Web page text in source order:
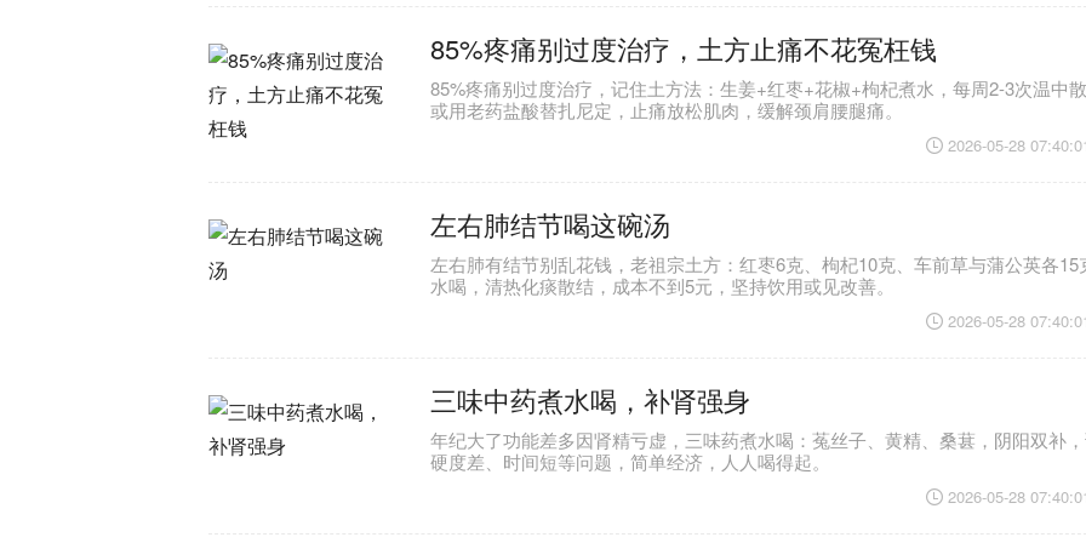
85%疼痛别过度治疗，土方止痛不花冤枉钱
85%疼痛别过度治疗，记住土方法：生姜+红枣+花椒+枸杞煮水，每周2-3次温中散
或用老药盐酸替扎尼定，止痛放松肌肉，缓解颈肩腰腿痛。
2026-05-28
左右肺结节喝这碗汤
左右肺有结节别乱花钱，老祖宗土方：红枣6克、枸杞10克、车前草与蒲公英各15
水喝，清热化痰散结，成本不到5元，坚持饮用或见改善。
2026-05-28
三味中药煮水喝，补肾强身
年纪大了功能差多因肾精亏虚，三味药煮水喝：菟丝子、黄精、桑葚，阴阳双补
硬度差、时间短等问题，简单经济，人人喝得起。
2026-05-28